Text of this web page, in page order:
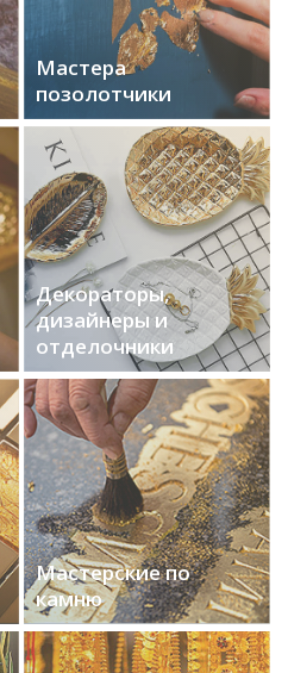
Мастера
позолотчики
Декораторы,
дизайнеры и
отделочники
Мастерские по
камню